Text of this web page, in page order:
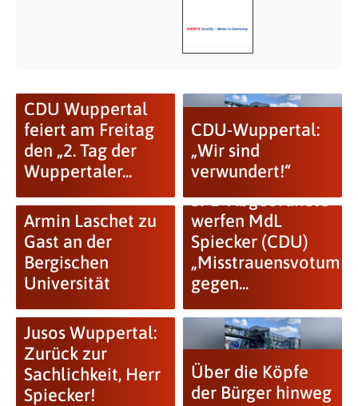
CDU Wuppertal
feiert am Freitag
den „2. Tag der
Wuppertaler...
CDU-Wuppertal:
„Wir sind
verwundert!“
Armin Laschet zu
Gast an der
Bergischen
Universität
SPD-Abgeordnete
werfen MdL
Spiecker (CDU)
„Misstrauensvotum
gegen...
Jusos Wuppertal:
Zurück zur
Sachlichkeit, Herr
Spiecker!
Über die Köpfe
der Bürger hinweg